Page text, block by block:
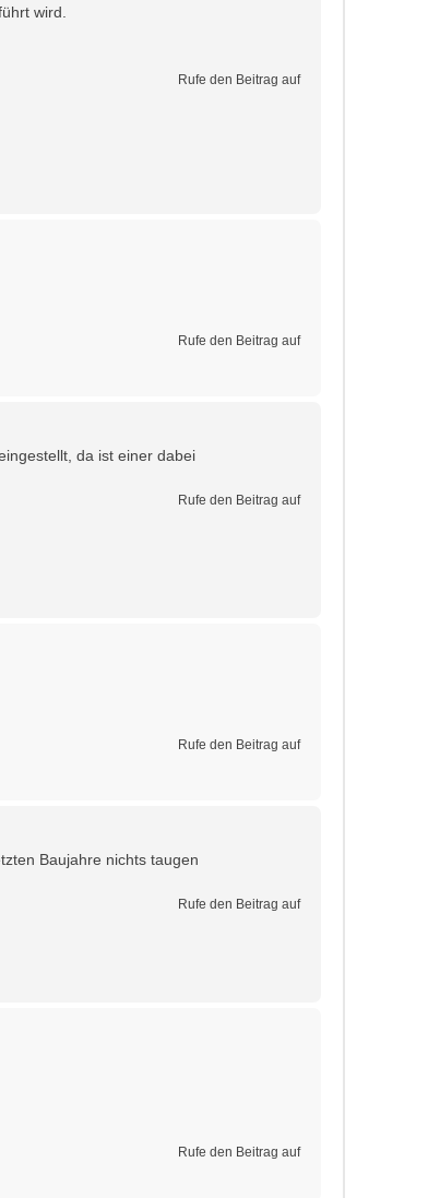
wird.
Rufe den Beitrag auf
Rufe den Beitrag auf
da ist einer dabei
Rufe den Beitrag auf
Rufe den Beitrag auf
Baujahre nichts taugen
Rufe den Beitrag auf
Rufe den Beitrag auf